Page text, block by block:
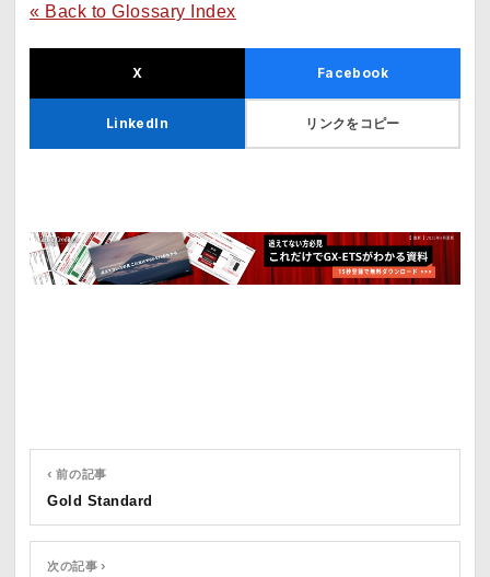
« Back to Glossary Index
X Facebook
LinkedIn リンクをコピー
‹ 前の記事
Gold Standard
次の記事 ›